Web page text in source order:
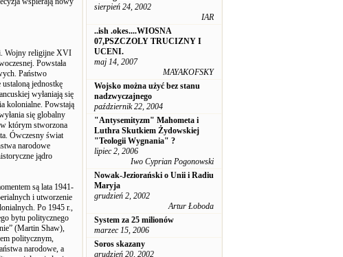
Wojny religijne XVI
Powstała
Państwo
jednostkę
wyłaniają się
kolonialne. Powstają
się globalny
którym stworzona
Ówczesny świat
narodowe
jądro
są lata 1941-
i utworzenie
Po 1945 r.,
bytu politycznego
(Martin Shaw),
politycznym,
narodowe, a
sierpień 24, 2002
IAR
..ish .okes....WIOSNA
07,PSZCZOLY TRUCIZNY I
UCENI.
maj 14, 2007
MAYAKOFSKY
Wojsko można użyć bez stanu
nadzwyczajnego
październik 22, 2004
"Antysemityzm" Mahometa i
Luthra Skutkiem Żydowskiej
"Teologii Wygnania" ?
lipiec 2, 2006
Iwo Cyprian Pogonowski
Nowak-Jeziorański o Unii i Radiu
Maryja
grudzień 2, 2002
Artur Łoboda
System za 25 milionów
marzec 15, 2006
Soros skazany
grudzień 20, 2002